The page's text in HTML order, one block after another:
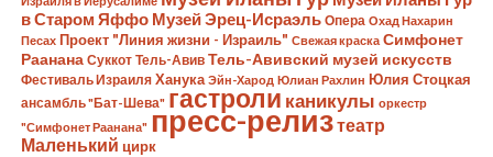
в Старом Яффо Музей Эрец-Исраэль Опера Охад Нахарин
Песах Проект "Линия жизни - Израиль" Свежая краска Симфонет
Раанана Суккот Тель-Авив Тель-Авивский музей искусств
Фестиваль Израиля Ханука Эйн-Харод Юлиан Рахлин Юлия Стоцкая
ансамбль "Бат-Шева" гастроли каникулы оркестр
"Симфонет Раанана" пресс-релизтеатр
Маленький цирк